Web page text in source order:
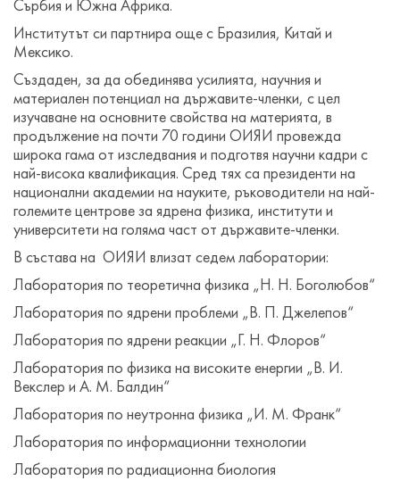
Сърбия и Южна Африка.
Институтът си партнира още с Бразилия, Китай и
Мексико.
Създаден, за да обединява усилията, научния и
материален потенциал на държавите-членки, с цел
изучаване на основните свойства на материята, в
продължение на почти 70 години ОИЯИ провежда
широка гама от изследвания и подготвя научни кадри с
най-висока квалификация. Сред тях са президенти на
национални академии на науките, ръководители на най-
големите центрове за ядрена физика, институти и
университети на голяма част от държавите-членки.
В състава на ОИЯИ влизат седем лаборатории:
Лаборатория по теоретична физика „Н. Н. Боголюбов“
Лаборатория по ядрени проблеми „В. П. Джелепов“
Лаборатория по ядрени реакции „Г. Н. Флоров“
Лаборатория по физика на високите енергии „В. И.
Векслер и А. М. Балдин“
Лаборатория по неутронна физика „И. М. Франк“
Лаборатория по информационни технологии
Лаборатория по радиационна биология